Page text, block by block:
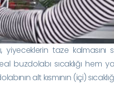
yiyeceklerin taze
buzdolabı sıcaklığı hem
alt kısmının (içi)